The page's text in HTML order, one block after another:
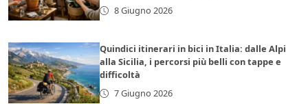
8 Giugno 2026
Quindici itinerari in bici in Italia: dalle Alpi
alla Sicilia, i percorsi più belli con tappe e
difficoltà
7 Giugno 2026